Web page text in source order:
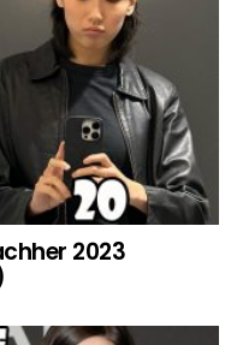
2023